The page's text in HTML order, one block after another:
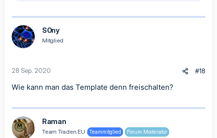
k
t
i
o
n
:
S0ny
Mitglied
28 Sep. 2020 #18
Wie kann man das Template denn freischalten?
Raman
Team Traden.EU Teammitglied Forum Moderator